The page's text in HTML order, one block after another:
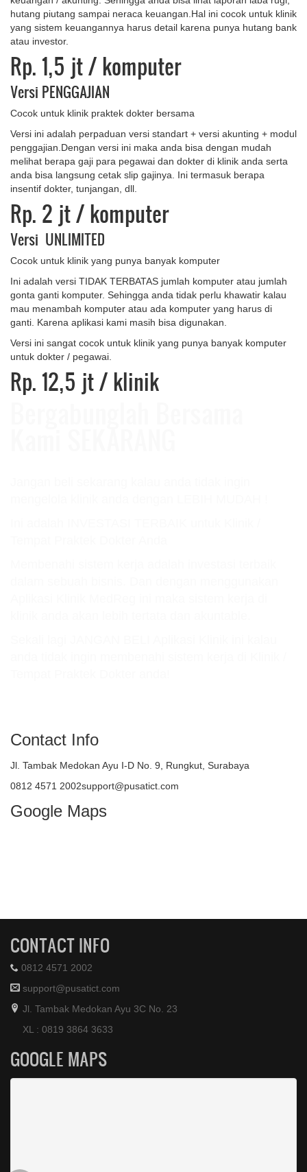
hutang piutang sampai neraca keuangan.Hal ini cocok untuk klinik
yang sistem keuangannya harus detail karena punya hutang bank
atau investor.
Rp. 1,5 jt/ komputer
Versi PENGGAJIAN
Cocok untuk klinik praktek dokter bersama
Versi ini adalah perpaduan versi standart + versi akunting + modul
penggajian.Dengan versi ini maka anda bisa dengan mudah
melihat berapa gaji para pegawai dan dokter di klinik anda serta
anda bisa langsung cetak slip gajinya. Ini termasuk berapa
insentif dokter, tunjangan, dll.
Rp. 2 jt/ komputer
Versi UNLIMITED
Cocok untuk klinik yang punya banyak komputer
Ini adalah versi TIDAK TERBATAS jumlah komputer atau jumlah
gonta ganti komputer. Sehingga anda tidak perlu khawatir kalau
mau menambah komputer atau ada komputer yang harus di
ganti. Karena aplikasi kami masih bisa digunakan.
Versi ini sangat cocok untuk klinik yang punya banyak komputer
untuk dokter / pegawai.
Rp. 12,5 jt/ klinik
Contact Info
Jl. Tambak Medokan Ayu I-D No. 9, Rungkut, Surabaya
0812 4571 2002support@pusatict.com
Google Maps
CONTACT INFO
0812 4571 2002
support@pusatict.com
Jl. Tambak Medokan Ayu 3C No. 23
XL : 0819 3864 3633
GOOGLE MAPS